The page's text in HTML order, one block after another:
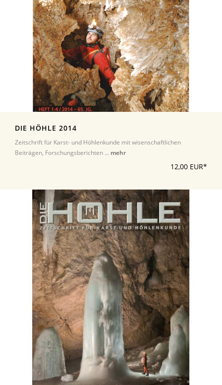
DIE HÖHLE 2014
Zeitschrift für Karst- und Höhlenkunde mit wisenschaftlichen
Beiträgen, Forschungsberichten ... mehr
12,00 EUR*